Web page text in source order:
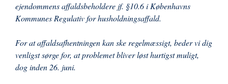
ejendommens affaldsbeholdere jf. §10.6 i Københavns
Kommunes Regulativ for husholdningsaffald.
For at affaldsafhentningen kan ske regelmæssigt, beder vi dig
venligst sørge for, at problemet bliver løst hurtigst muligt,
dog inden 26. juni.